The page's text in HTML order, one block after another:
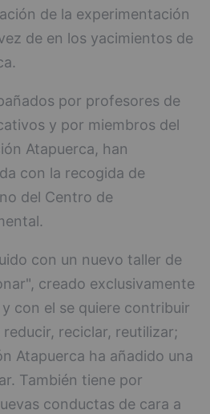
de la experimentación
de en los yacimientos de
por profesores de
y por miembros del
Atapuerca, han
con la recogida de
del Centro de
con un nuevo taller de
creado exclusivamente
con el se quiere contribuir
reducir, reciclar, reutilizar;
Atapuerca ha añadido una
También tiene por
conductas de cara a